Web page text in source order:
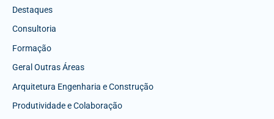
Destaques
Consultoria
Formação
Geral Outras Áreas
Arquitetura Engenharia e Construção
Produtividade e Colaboração